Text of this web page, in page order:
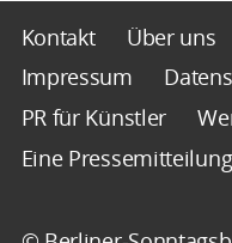
Kontakt Über uns
Impressum
PR für Künstler
Eine